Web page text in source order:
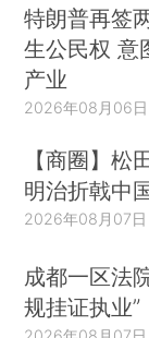
特朗普再签
生公民权 意
产业
2026年08月06日
【商圈】松
明治折戟中
2026年08月07日
成都一区法
规挂证执业”